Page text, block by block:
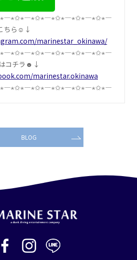
ちら☺↓
marinestar_okinawa/
はコチラ☻↓
marinestar.okinawa
BLOG